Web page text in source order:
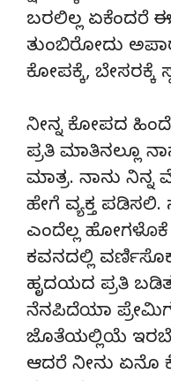
ಬರಲಿಲ್ಲ ಏಕೆಂದರೆ
ತುಂಬಿರೋದು
ಕೋಪಕ್ಕೆ, ಬೇಸರಕ್ಕೆ
ನೀನ್ನ ಕೋಪದ ಹಿಂದೆ
ಪ್ರತಿ ಮಾತಿನಲ್ಲೂ
ಮಾತ್ರ. ನಾನು ನಿನ್ನ
ಹೇಗೆ ವ್ಯಕ್ತ ಪಡಿಸಲಿ.
ಎಂದೆಲ್ಲ ಹೋಗಳೊಕೆ
ಕವನದಲ್ಲಿ
ಹೃದಯದ ಪ್ರತಿ
ನೆನಪಿದೆಯಾ
ಜೊತೆಯಲ್ಲಿಯೆ
ಆದರೆ ನೀನು